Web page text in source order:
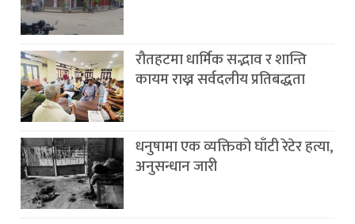
रौतहटमा धार्मिक सद्भाव र शान्ति
कायम राख्न सर्वदलीय प्रतिबद्धता
धनुषामा एक व्यक्तिको घाँटी रेटेर हत्या,
अनुसन्धान जारी